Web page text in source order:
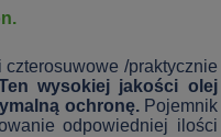
/praktycznie
wysokiej jakości olej
ochronę. Pojemnik
odpowiedniej ilości